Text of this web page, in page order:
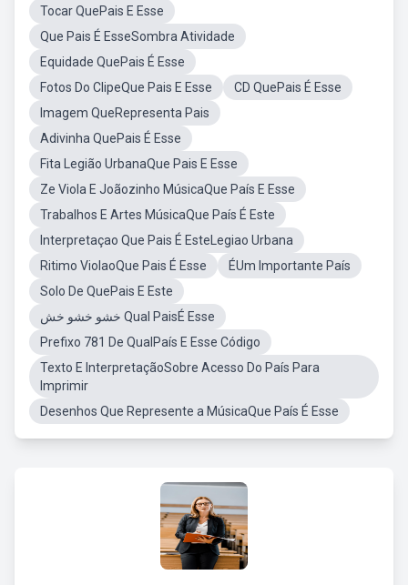
Tocar QuePais E Esse
Que Pais É EsseSombra Atividade
Equidade QuePais É Esse
Fotos Do ClipeQue Pais E Esse
CD QuePais É Esse
Imagem QueRepresenta Pais
Adivinha QuePais É Esse
Fita Legião UrbanaQue Pais E Esse
Ze Viola E Joãozinho MúsicaQue País E Esse
Trabalhos E Artes MúsicaQue País É Este
Interpretaçao Que Pais É EsteLegiao Urbana
Ritimo ViolaoQue Pais É Esse
ÉUm Importante País
Solo De QuePais E Este
خشو خشو خش Qual PaisÉ Esse
Prefixo 781 De QualPaís E Esse Código
Texto E InterpretaçãoSobre Acesso Do País Para
Imprimir
Desenhos Que Represente a MúsicaQue País É Esse